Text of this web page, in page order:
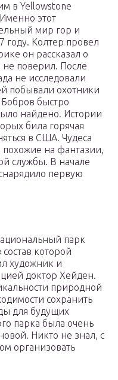
в Yellowstone
этот
мир гор и
году. Колтер провел
он рассказал о
поверил. После
не исследовали
побывали охотники
быстро
найдено. Истории
била горячая
в США. Чудеса
на фантазии,
службы. В начале
первую
парк
которой
художник и
доктор Хейден.
природной
сохранить
для будущих
парка была очень
Никто не знал, с
организовать